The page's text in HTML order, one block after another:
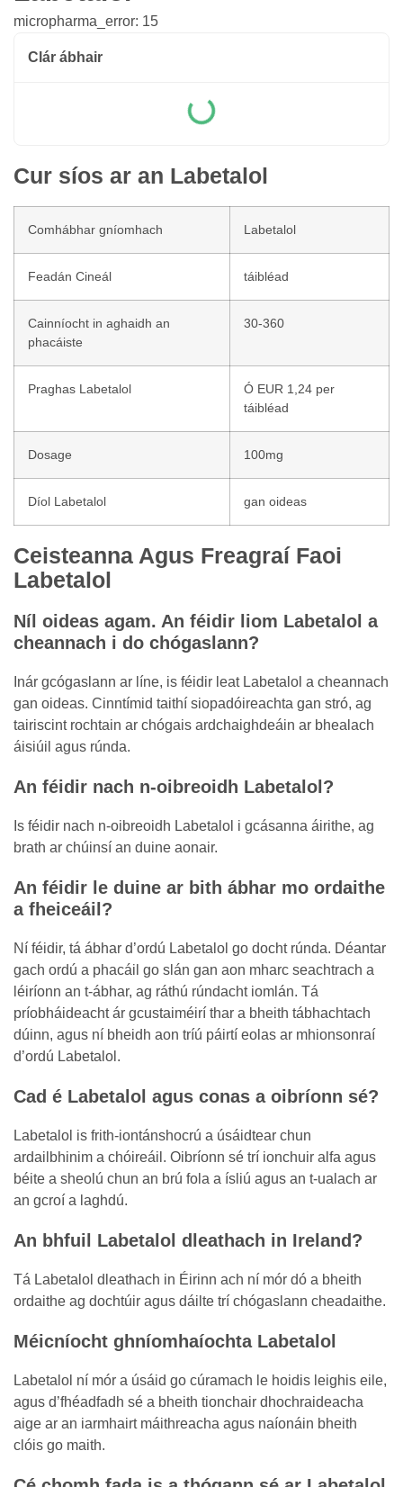
micropharma_error: 15
Clár ábhair
Cur síos ar an Labetalol
Comhábhar gníomhach Labetalol
Feadán Cineál táibléad
Cainníocht in aghaidh an
phacáiste
30-360
Praghas Labetalol
Ó EUR 1,24 per
táibléad
Dosage 100mg
Díol Labetalol gan oideas
Ceisteanna Agus Freagraí Faoi
Labetalol
Níl oideas agam. An féidir liom Labetalol a
cheannach i do chógaslann?
Inár gcógaslann ar líne, is féidir leat Labetalol a cheannach
gan oideas. Cinntímid taithí siopadóireachta gan stró, ag
tairiscint rochtain ar chógais ardchaighdeáin ar bhealach
áisiúil agus rúnda.
An féidir nach n-oibreoidh Labetalol?
Is féidir nach n-oibreoidh Labetalol i gcásanna áirithe, ag
brath ar chúinsí an duine aonair.
An féidir le duine ar bith ábhar mo ordaithe
a fheiceáil?
Ní féidir, tá ábhar d’ordú Labetalol go docht rúnda. Déantar
gach ordú a phacáil go slán gan aon mharc seachtrach a
léiríonn an t-ábhar, ag ráthú rúndacht iomlán. Tá
príobháideacht ár gcustaiméirí thar a bheith tábhachtach
dúinn, agus ní bheidh aon tríú páirtí eolas ar mhionsonraí
d’ordú Labetalol.
Cad é Labetalol agus conas a oibríonn sé?
Labetalol is frith-iontánshocrú a úsáidtear chun
ardailbhinim a chóireáil. Oibríonn sé trí ionchuir alfa agus
béite a sheolú chun an brú fola a ísliú agus an t-ualach ar
an gcroí a laghdú.
An bhfuil Labetalol dleathach in Ireland?
Tá Labetalol dleathach in Éirinn ach ní mór dó a bheith
ordaithe ag dochtúir agus dáilte trí chógaslann cheadaithe.
Méicníocht ghníomhaíochta Labetalol
Labetalol ní mór a úsáid go cúramach le hoidis leighis eile,
agus d’fhéadfadh sé a bheith tionchair dhochraideacha
aige ar an iarmhairt máithreacha agus naíonáin bheith
clóis go maith.